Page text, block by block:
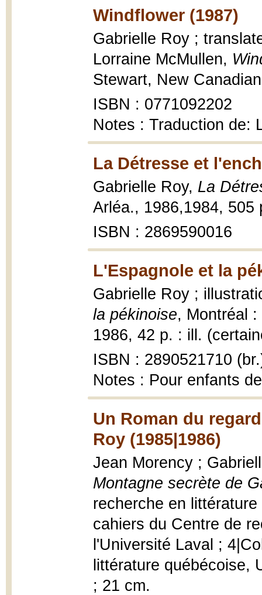
Windflower (1987)
Gabrielle Roy ;
Lorraine McMullen,
Stewart, New
ISBN : 0771092202
Notes : Traduction de:
La Détresse et
Gabrielle Roy, La
Arléa., 1986,1984, 505
ISBN : 2869590016
L'Espagnole et la
Gabrielle Roy ;
la pékinoise, Montréal
1986, 42 p. : ill.
ISBN : 2890521710
Notes : Pour enfants
Un Roman du
Roy (1985|1986)
Jean Morency ;
Montagne secrète de
recherche en
cahiers du Centre de
l'Université Laval ;
littérature québécoise,
; 21 cm.